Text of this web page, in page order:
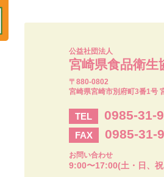
公益社団法人
宮崎県食品衛生
〒880-0802
宮崎県宮崎市別府町3番1号
TEL 0985-31-
FAX 0985-31-
お問い合わせ
9:00〜17:00(土・日、